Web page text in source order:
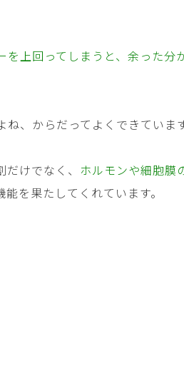
上回ってしまうと、余った分
、からだってよくできています
けでなく、 ホルモンや細胞膜
を果たしてくれています。